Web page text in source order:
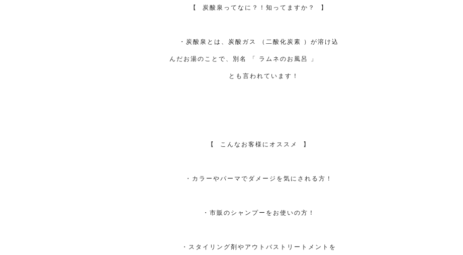
【 炭酸泉ってなに？！知ってますか？ 】
・炭酸泉とは、炭酸ガス （二酸化炭素 ）が溶け込
んだお湯のことで、別名 「 ラムネのお風呂 」
とも言われています！
【 こんなお客様にオススメ 】
・カラーやパーマでダメージを気にされる方！
・市販のシャンプーをお使いの方！
・スタイリング剤やアウトバストリートメントを